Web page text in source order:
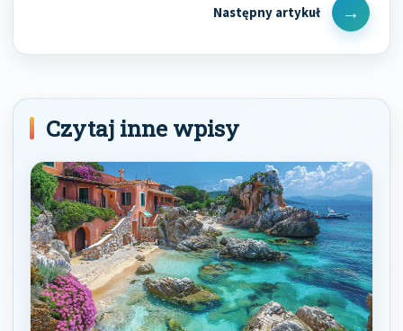
Next
Post
Czytaj inne wpisy